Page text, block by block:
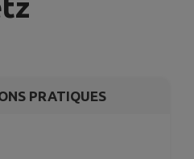
PRATIQUES